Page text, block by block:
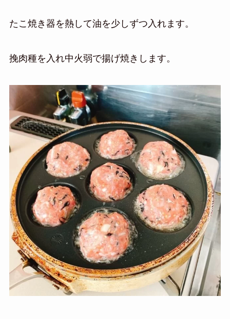
たこ焼き器を熱して油を少しずつ入れます。
挽肉種を入れ中火弱で揚げ焼きします。